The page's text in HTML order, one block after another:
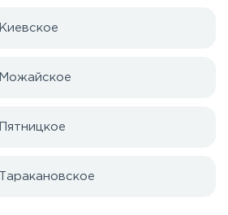
Киевское
Можайское
Пятницкое
Таракановское